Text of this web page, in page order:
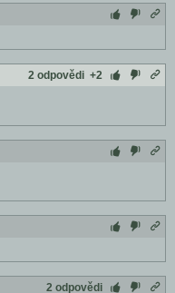
2 odpovědi +2
2 odpovědi